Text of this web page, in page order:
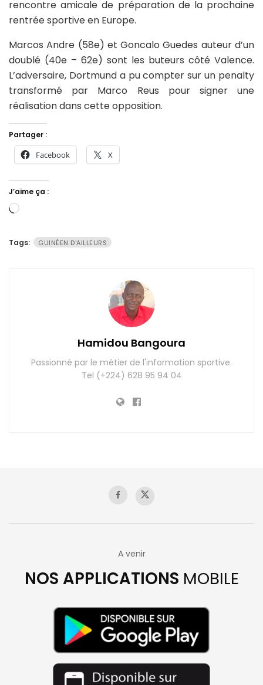
rencontre amicale de préparation de la prochaine
rentrée sportive en Europe.
Marcos Andre (58e) et Goncalo Guedes auteur d’un
doublé (40e – 62e) sont les buteurs côté Valence.
L’adversaire, Dortmund a pu compter sur un penalty
transformé par Marco Reus pour signer une
réalisation dans cette opposition.
Partager :
Facebook X
J’aime ça :
Chargement…
Tags: GUINÉEN D'AILLEURS
Hamidou Bangoura
Passionné par le métier de l'information sportive.
Tel (+224) 628 95 94 04
A venir
NOS APPLICATIONS MOBILE